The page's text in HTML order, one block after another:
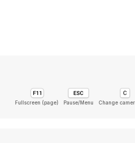
Change
Pause/Menu
Fullscreen (page)